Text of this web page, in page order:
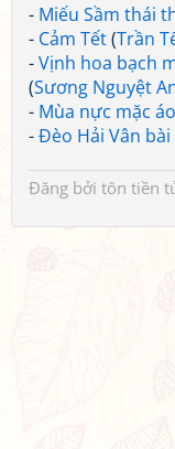
- Miếu Sầm thái
- Cảm Tết(Trần
-Vịnh hoa bạch
(Sương Nguyệt
- Mùa nực mặc
-Đèo Hải Vân bài
Đăng bởi tôn tiền